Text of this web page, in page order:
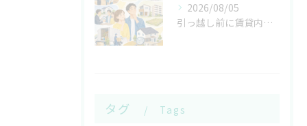
2026/08/05
引っ越し前に賃貸内見と売却査定をそろえる
タグ Tags